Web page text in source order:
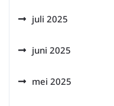
juli 2025
juni 2025
mei 2025